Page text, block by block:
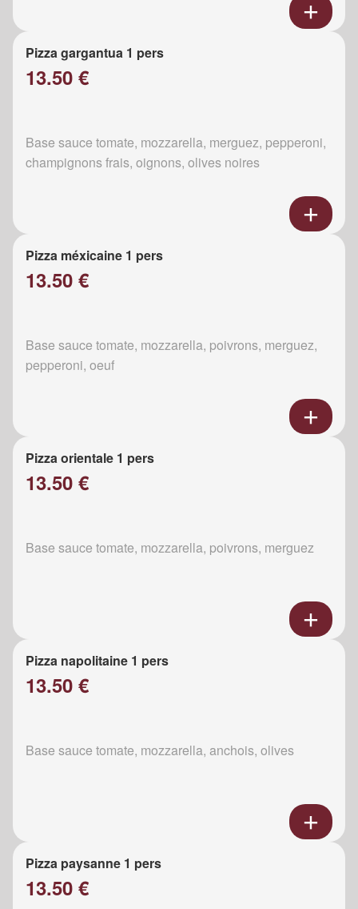
Pizza gargantua 1 pers
13.50 €
Base sauce tomate, mozzarella, merguez, pepperoni,
champignons frais, oignons, olives noires
Pizza méxicaine 1 pers
13.50 €
Base sauce tomate, mozzarella, poivrons, merguez,
pepperoni, oeuf
Pizza orientale 1 pers
13.50 €
Base sauce tomate, mozzarella, poivrons, merguez
Pizza napolitaine 1 pers
13.50 €
Base sauce tomate, mozzarella, anchois, olives
Pizza paysanne 1 pers
13.50 €